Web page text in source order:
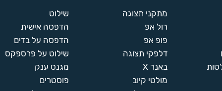
מתקני תצוגה
רול אפ
פופ אפ
דלפקי תצוגה
באנר X
מולטי קיוב
שילוט
הדפסה אישית
הדפסה על בדים
שילוט על פרספקס
מגנט ענק
פוסטרים